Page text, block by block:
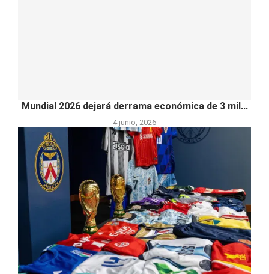
Mundial 2026 dejará derrama económica de 3 mil...
4 junio, 2026